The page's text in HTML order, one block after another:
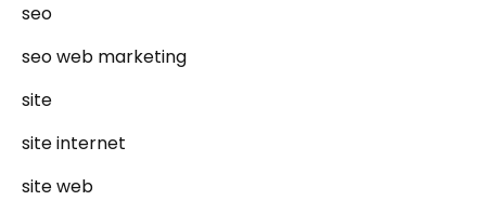
seo
seo web marketing
site
site internet
site web